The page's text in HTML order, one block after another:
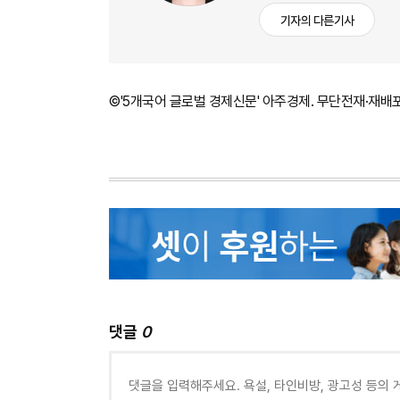
기자의 다른기사
©'5개국어 글로벌 경제신문' 아주경제. 무단전재·재배
댓글 0